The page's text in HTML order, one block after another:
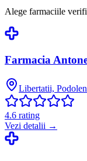
Alege farmaciile
Farmacia
Libertatii,
4.6 rating
Vezi detalii →